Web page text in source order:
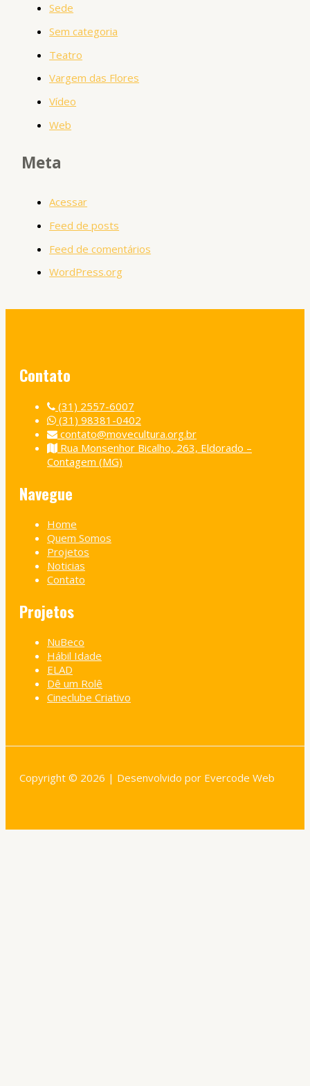
Sede
Sem categoria
Teatro
Vargem das Flores
Vídeo
Web
Meta
Acessar
Feed de posts
Feed de comentários
WordPress.org
Contato
(31) 2557-6007
(31) 98381-0402
contato@movecultura.org.br
Rua Monsenhor Bicalho, 263, Eldorado –
Contagem (MG)
Navegue
Home
Quem Somos
Projetos
Noticias
Contato
Projetos
NuBeco
Hábil Idade
ELAD
Dê um Rolê
Cineclube Criativo
Copyright © 2026 | Desenvolvido por Evercode Web